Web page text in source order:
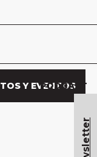
Y EVENTOS
PODCAST